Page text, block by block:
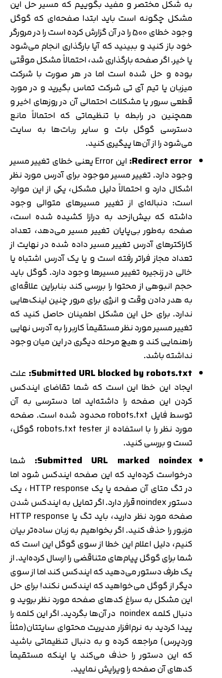
به شکل مختصر و مفید بگوییم که مسیر حل این
مشکل چگونه است باید ابتدا صفحه‌ای که گوگل
وجود خطای 500 را در آن گزارش کرده است را در مرورگر
خود باز کنید و ببینید که آیا بارگذاری انجام می‌شود
یا خیر. اگر صفحه بارگذاری شد، احتمالاً مشکل موقتی
بوده و حل شده است اما در هر صورت با شرکت
میزبان یا تیم آی تی شرکت تماس بگیرید و در مورد
قطعی سرور یا مشکلات احتمالی آن در روزهای اخیر و
همچنین در رابطه با تنظیماتی که احتمالاً مانع
دسترسی گوگل بات و سایر ربات‌ها به ‌سایت
می‌شود را از آن‌ها پیگیری کنید.
Redirect error:
این Error یعنی خطای تغییر مسیر
وجود دارد. تغییر مسیر موجود برای آدرس مورد نظر
اشکال دارد و احتمالاً دلیل مشکل، یکی از این موارد
است: دنباله‌ای از تغییر مسیرهای متوالی وجود
داشته که بیش‌ازحد به درازا کشیده شده است،
صفحه به‌طور بی‌پایان تغییر مسیر می‌دهد، تعداد
کاراکترهای آدرس تغییر مسیر داده شده در نهایت از
تعداد مجاز فراتر رفته است و یا یک آدرس اشتباه یا
خالی در زنجیره تغییر مسیرها وجود دارد. گوگل باید
حجم انبوهی از محتوا را بررسی کند بنابراین علاقه‌ای
به هدر دادن وقت و انرژی برای مرور چنین لینک‌هایی
ندارد. برای حل این مشکل اطمینان حاصل کنید که
تغییر مسیر مورد نظر مستقیماً کاربر را به آدرس نهایی
راهنمایی کند و هیچ مرحله دیگری در این میان وجود
نداشته باشد.
Submitted URL blocked by robots.txt: علت
ایجاد این خطا این است که شما تقاضای ایندکس
کردن این صفحه را داشته‌اید اما دسترسی به آن
توسط فایل robots.txt محدود شده است. صفحه
مورد نظر را با استفاده از robots.txt tester گوگل،
تست و بررسی کنید.
Submitted URL marked noindex:
شما
درخواست کرده‌اید که این صفحه ایندکس شود اما
در تگ متای آن صفحه یا یک HTTP response ، یک
دستور noindex قرار دارد. اگر تمایل به ایندکس شدن
صفحه مورد نظر دارید، باید تگ یا HTTP response
مزبور را حذف کنید. اگر بخواهیم به زبان ساده‌تر بیان
کنیم، دلیل اعلام این خطا از سوی گوگل این است که
شما برای گوگل پیام‌های متناقضی را ارسال کرده‌اید. از
یک طرف دستور می‌دهید که ایندکس کند اما از سوی
دیگر از گوگل می‌خواهید که ایندکس نکند! برای حل
این مشکل به سراغ کدهای صفحه مورد نظر بروید و
دنبال کلمه noindex در آن‌ها بگردید. اگر این کلمه را
پیدا کردید به نرم‌افزار مدیریت محتوای سایتتان(مثلاً
وردپرس) مراجعه کرده و به دنبال تنظیماتی باشید
که این دستور را حذف می‌کند یا اینکه مستقیماً
کدهای آن صفحه را ویرایش نمایید.